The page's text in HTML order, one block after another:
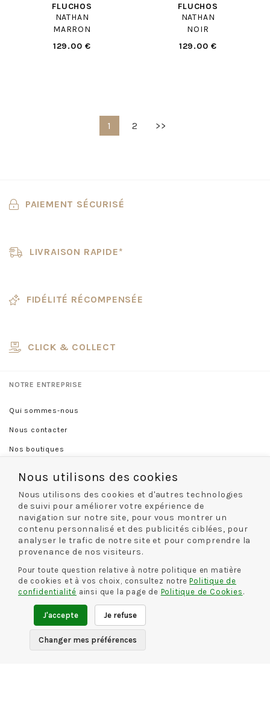
FLUCHOS
NATHAN
MARRON
129.00 €
FLUCHOS
NATHAN
NOIR
129.00 €
1 2 >>
PAIEMENT SÉCURISÉ
LIVRAISON RAPIDE*
FIDÉLITÉ RÉCOMPENSÉE
CLICK & COLLECT
NOTRE ENTREPRISE
Qui sommes-nous
Nous contacter
Nos boutiques
INFORMATIONS
Conditions générales de vente
Mentions légales
Politique de confidentialité
INFORMATIONS
Livraison et retour
Guide des tailles
Nous utilisons des cookies
Nous utilisons des cookies et d'autres technologies
de suivi pour améliorer votre expérience de
navigation sur notre site, pour vous montrer un
contenu personnalisé et des publicités ciblées, pour
analyser le trafic de notre site et pour comprendre la
provenance de nos visiteurs.
Pour toute question relative à notre politique en matière
de cookies et à vos choix, consultez notrePolitique de
confidentialité ainsi que la page de Politique de Cookies .
J'accepte Je refuse
Changer mes préférences